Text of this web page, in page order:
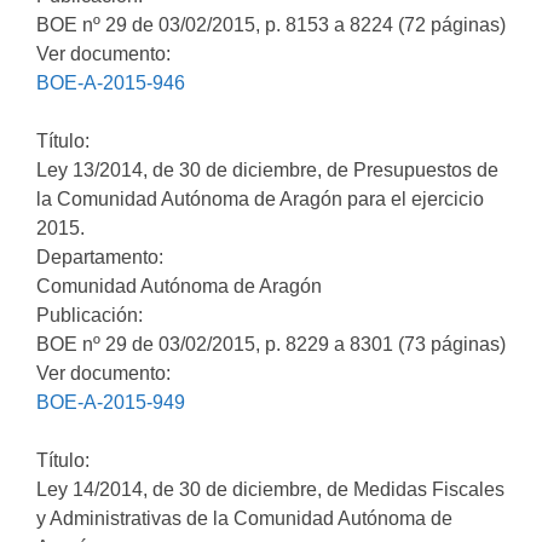
BOE nº 29 de 03/02/2015, p. 8153 a 8224 (72 páginas)
Ver documento:
BOE-A-2015-946
Título:
Ley 13/2014, de 30 de diciembre, de Presupuestos de
la Comunidad Autónoma de Aragón para el ejercicio
2015.
Departamento:
Comunidad Autónoma de Aragón
Publicación:
BOE nº 29 de 03/02/2015, p. 8229 a 8301 (73 páginas)
Ver documento:
BOE-A-2015-949
Título:
Ley 14/2014, de 30 de diciembre, de Medidas Fiscales
y Administrativas de la Comunidad Autónoma de